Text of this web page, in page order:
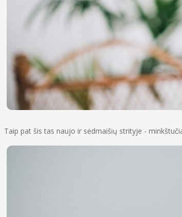
Taip pat šis tas naujo ir sėdmaišių strityje -